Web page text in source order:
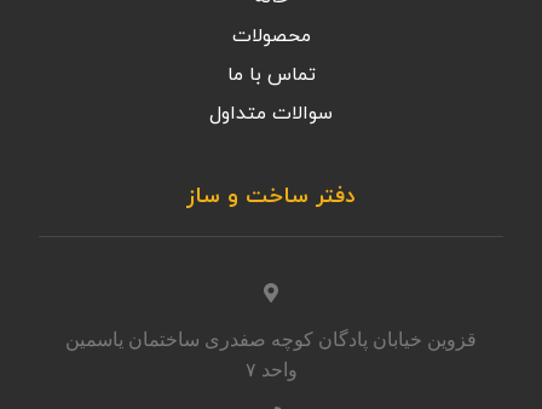
محصولات
تماس با ما
سوالات متداول
دفتر ساخت و ساز
قزوین خیابان پادگان کوچه صفدری ساختمان یاسمین
واحد ۷